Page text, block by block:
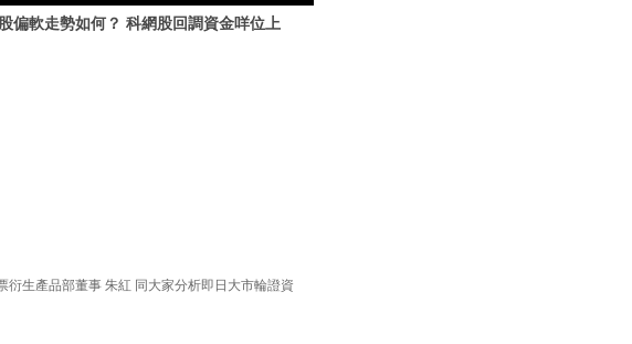
偏軟走勢如何？ 科網股回調資金咩位上
生產品部董事 朱紅 同大家分析即日大市輪證資